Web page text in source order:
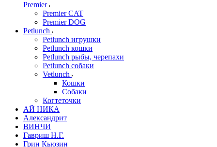
Premier
Premier CAT
Premier DOG
Petlunch
Petlunch игрушки
Petlunch кошки
Petlunch рыбы, черепахи
Petlunch собаки
Vetlunch
Кошки
Собаки
Когтеточки
АЙ НИКА
Александрит
ВИНЧИ
Гавриш Н.Г.
Грин Кьюзин